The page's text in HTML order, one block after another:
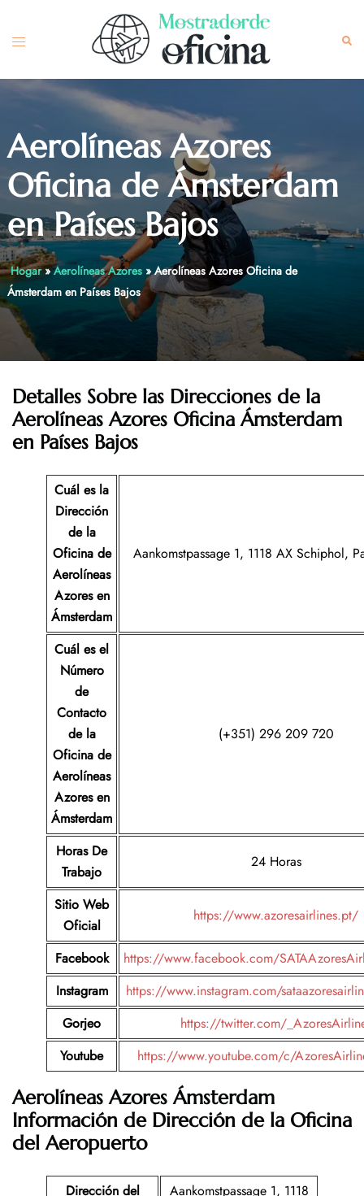
content
Toggle
Aerolíneas Azores
Oficina de Ámsterdam
en Países Bajos
Hogar»Aerolíneas Azores»Aerolíneas Azores Oficina de
Ámsterdam en Países Bajos
Detalles Sobre las Direcciones de la
Aerolíneas Azores Oficina Ámsterdam
en Países Bajos
Cuál es la
Dirección
de la
Oficina de
Aerolíneas
Azores en
Ámsterdam
Aankomstpassage 1, 1118 AX Schiphol,
Cuál es el
Número
de
Contacto
de la
Oficina de
Aerolíneas
Azores en
Ámsterdam
(+351) 296 209 720
Horas De
Trabajo
24 Horas
Sitio Web
Oficial
https://www.azoresairlines.pt/
Facebook
https://www.facebook.com/
Instagram
https://www.instagram.com/
Gorjeo
https://twitter.com/
Youtube
https://www.youtube.com/c/
Aerolíneas Azores Ámsterdam
Información de Dirección de la Oficina
del Aeropuerto
Dirección del
Aankomstpassage 1, 1118